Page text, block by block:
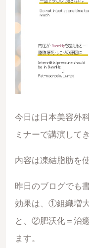
今日は日本美容外
ミナーで講演して
内容は凍結脂肪を
昨日のブログでも
効果は、①組織増
と、②肥沃化＝治
ます。